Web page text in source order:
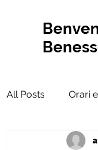
All Posts Orari